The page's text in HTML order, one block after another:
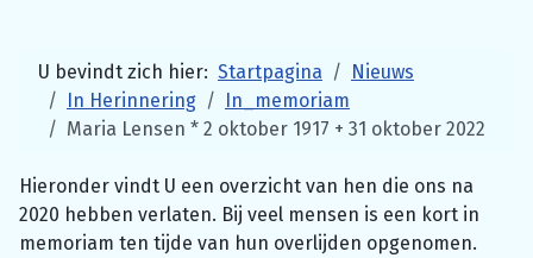
U bevindt zich hier: Startpagina
Nieuws
In Herinnering
In_memoriam
Maria Lensen * 2 oktober 1917 + 31 oktober 2022
Hieronder vindt U een overzicht van hen die ons na
2020 hebben verlaten. Bij veel mensen is een kort in
memoriam ten tijde van hun overlijden opgenomen.